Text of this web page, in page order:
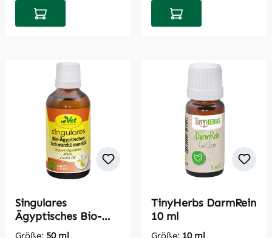
In den Warenkorb In den Warenkorb
Singulares
Ägyptisches Bio-
Schwarzkümmelöl
Größe: 50 ml
TinyHerbs DarmRein
10 ml
Größe: 10 ml